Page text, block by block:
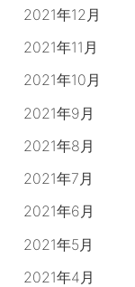
2021年12月
2021年11月
2021年10月
2021年9月
2021年8月
2021年7月
2021年6月
2021年5月
2021年4月